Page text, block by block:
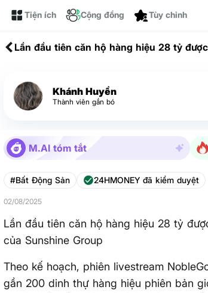
Tiện ích Cộng đồng Dành cho bạn
Lần đầu tiên căn hộ hàng hiệu 28 tỷ
Khánh Huyền
Thành viên gắn bó
M.AI tóm tắt
#Bất Động Sản 24HMONEY đã kiểm duyệt
02/08/2025
Lần đầu tiên căn hộ hàng hiệu 28 tỷ
của Sunshine Group
Theo kế hoạch, phiên livestream
gần 200 dinh thự hàng hiệu phiên bản